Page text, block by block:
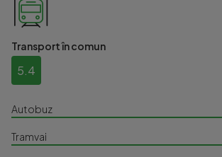
Transport în comun
5.4
Autobuz
Tramvai